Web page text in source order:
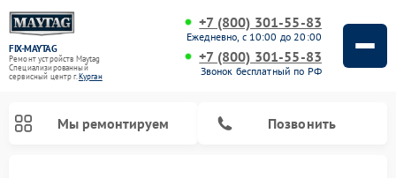
FIX-MAYTAG
Ремонт устройств Maytag
Специализированный
cервисный центр г.Курган
+7 (800) 301-55-83
Ежедневно, с 10:00 до 20:00
+7 (800) 301-55-83
Звонок бесплатный по РФ
Мы ремонтируем Позвонить